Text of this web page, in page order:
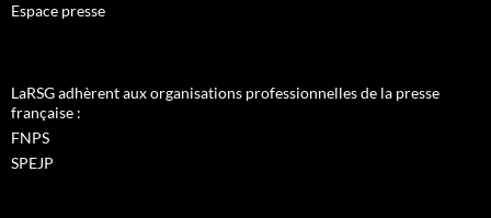
Espace presse
LaRSG adhèrent aux organisations professionnelles de la presse
française :
FNPS
SPEJP